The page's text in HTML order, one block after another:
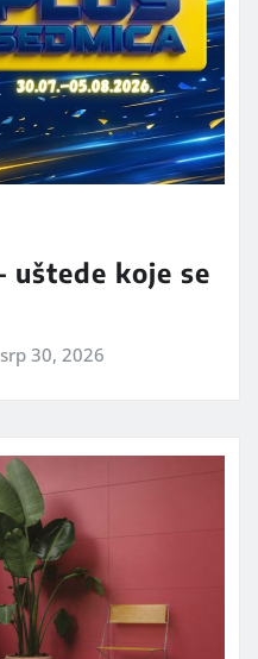
uštede koje se
srp 30, 2026